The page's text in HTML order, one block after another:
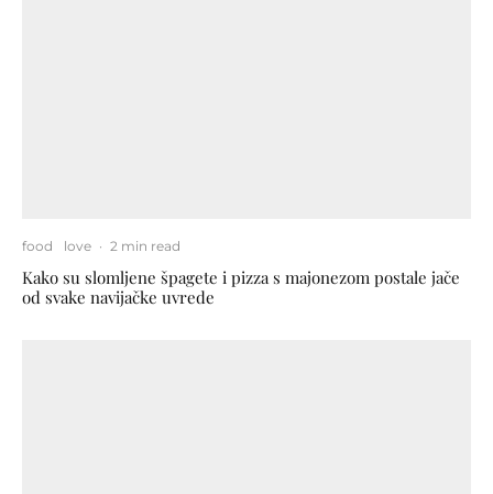
food love · 2 min read
Kako su slomljene špagete i pizza s majonezom postale jače
od svake navijačke uvrede